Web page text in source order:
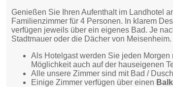
Genießen Sie Ihren Aufenthalt im Landhotel
Familienzimmer für 4 Personen. In klarem
verfügen jeweils über ein eigenes Bad. Je
Stadtmauer oder die Dächer von Meisenheim.
Als Hotelgast werden Sie jeden Morgen
Möglichkeit auch auf der hauseigenen
Alle unsere Zimmer sind mit Bad /
Einige Zimmer verfügen über einen